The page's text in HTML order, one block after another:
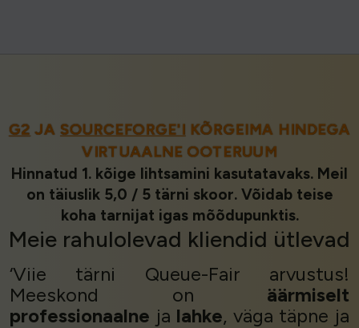
G2 JA SOURCEFORGE'I KÕRGEIMA HINDEGA
VIRTUAALNE OOTERUUM
Hinnatud 1. kõige lihtsamini kasutatavaks. Meil
on täiuslik 5,0 / 5 tärni skoor. Võidab teise
koha tarnijat igas mõõdupunktis.
Meie rahulolevad kliendid ütlevad
‘Viie tärni Queue-Fair arvustus!
Meeskond on äärmiselt
professionaalne ja lahke, väga täpne ja